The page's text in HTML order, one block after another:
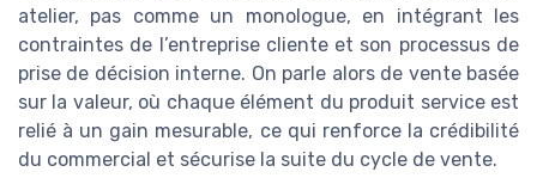
atelier, pas comme un monologue, en intégrant les
contraintes de l’entreprise cliente et son processus de
prise de décision interne. On parle alors de vente basée
sur la valeur, où chaque élément du produit service est
relié à un gain mesurable, ce qui renforce la crédibilité
du commercial et sécurise la suite du cycle de vente.